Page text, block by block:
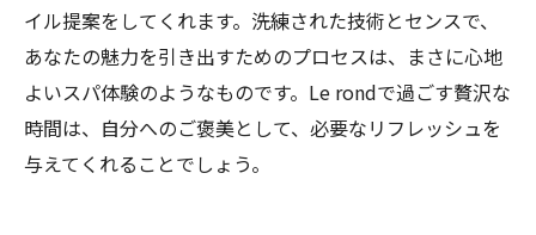
イル提案をしてくれます。洗練された技術とセンスで、
あなたの魅力を引き出すためのプロセスは、まさに心地
よいスパ体験のようなものです。Le rondで過ごす贅沢な
時間は、自分へのご褒美として、必要なリフレッシュを
与えてくれることでしょう。